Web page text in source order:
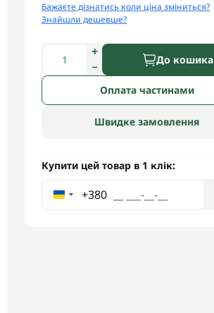
Бажаєте дізнатись коли ціна зміниться?
Знайшли дешевше?
До кошика
Оплата частинами
Швидке замовлення
Купити цей товар в 1 клік:
+380